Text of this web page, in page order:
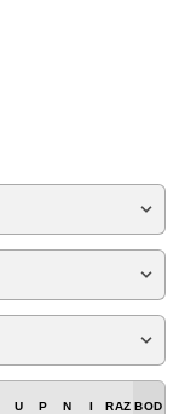
U P N I RAZ BOD